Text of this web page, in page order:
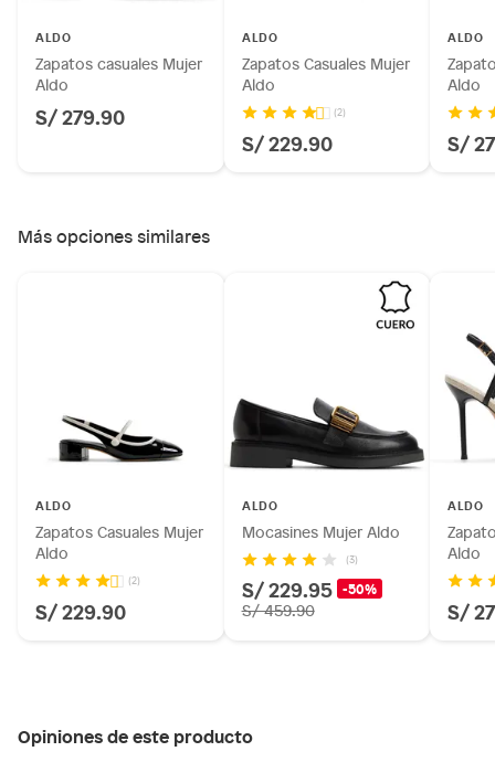
ALDO
Zapatos casuales Mujer
Aldo
S/ 279.90
ALDO
Zapatos Casuales Mujer
Aldo
(2)
S/ 229.90
ALDO
Aldo
S/
Más opciones similares
ALDO
Zapatos Casuales Mujer
Aldo
(2)
S/ 229.90
ALDO
Mocasines Mujer Aldo
(3)
S/ 229.95 -50%
S/ 459.90
ALDO
Aldo
S/
Opiniones de este producto